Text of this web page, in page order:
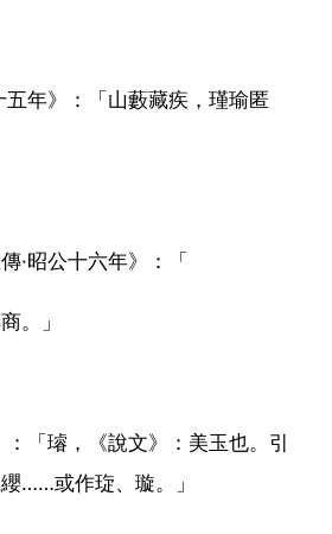
五年》：「山藪藏疾，瑾瑜匿
·昭公十六年》：「
。」
：「璿，《說文》：美玉也。引
……或作琁、璇。」